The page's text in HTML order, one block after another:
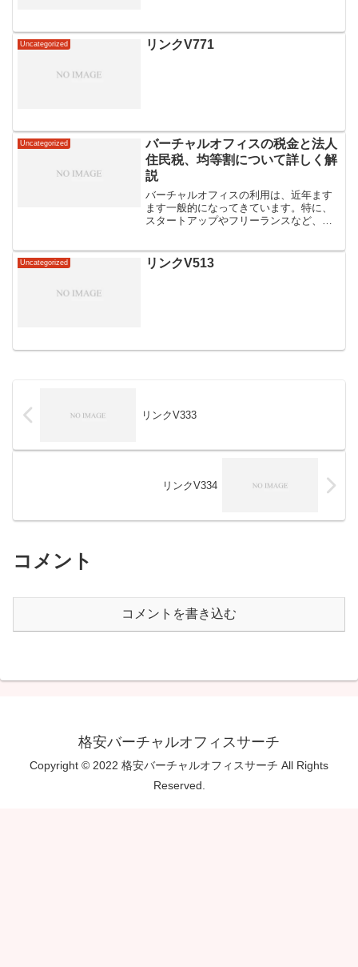
Uncategorized リンクV771
Uncategorized
バーチャルオフィスの税金と法人
住民税、均等割について詳しく解
説
バーチャルオフィスの利用は、近年ます
ます一般的になってきています。特に、
スタートアップやフリーランスなど、オ
ィスは非常に魅力的な選択肢です。しか
し、その利用にあたっては...
Uncategorized リンクV513
リンクV333
リンクV334
コメント
コメントを書き込む
格安バーチャルオフィスサーチ
Copyright © 2022 格安バーチャルオフィスサーチ All Rights
Reserved.